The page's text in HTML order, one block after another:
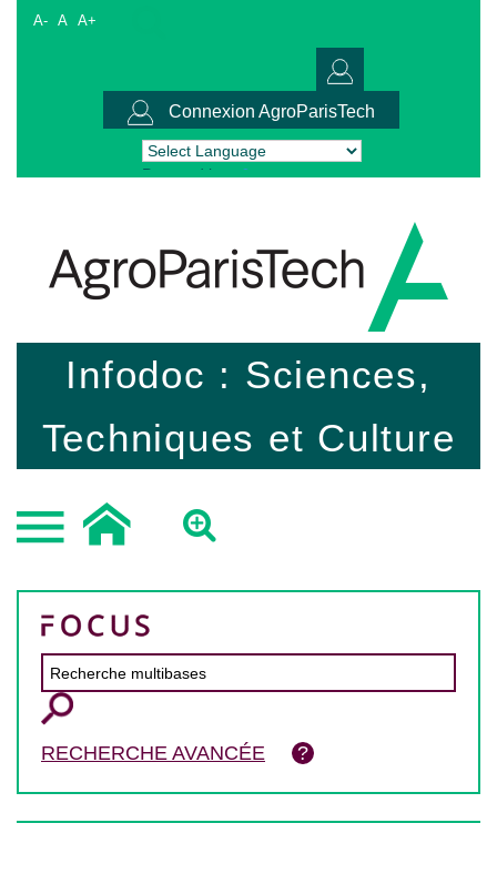
A- A A+
Connexion AgroParisTech
Powered by Translate
Infodoc : Sciences,
Techniques et Culture
RECHERCHE AVANCÉE